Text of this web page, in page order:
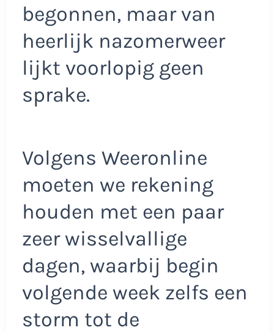
begonnen, maar van
heerlijk nazomerweer
lijkt voorlopig geen
sprake.
Volgens Weeronline
moeten we rekening
houden met een paar
zeer wisselvallige
dagen, waarbij begin
volgende week zelfs een
storm tot de